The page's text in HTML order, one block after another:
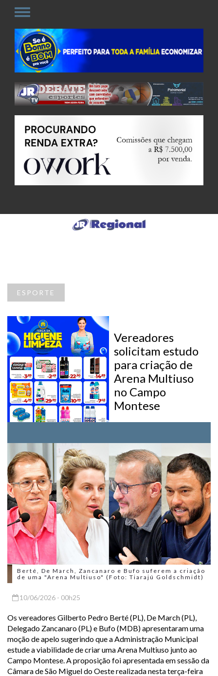
ESPORTE
Vereadores
solicitam estudo
para criação de
Arena Multiuso
no Campo
Montese
Berté, De March, Zancanaro e Bufo suferem a criação
de uma "Arena Multiuso" (Foto: Tiarajú Goldschmidt)
10/06/2026 - 00h25
Os vereadores Gilberto Pedro Berté (PL), De March (PL),
Delegado Zancanaro (PL) e Bufo (MDB) apresentaram uma
moção de apelo sugerindo que a Administração Municipal
estude a viabilidade de criar uma Arena Multiuso junto ao
Campo Montese. A proposição foi apresentada em sessão da
Câmara de São Miguel do Oeste realizada nesta terça-feira